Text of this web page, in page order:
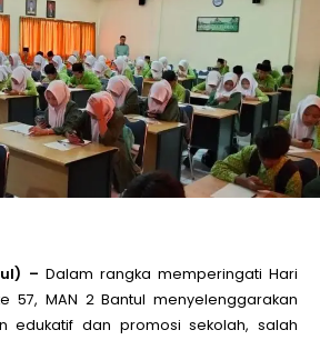
– Dalam rangka memperingati Hari
57, MAN 2 Bantul menyelenggarakan
edukatif dan promosi sekolah, salah